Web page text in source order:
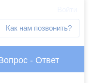
Как нам позвонить?
- Ответ